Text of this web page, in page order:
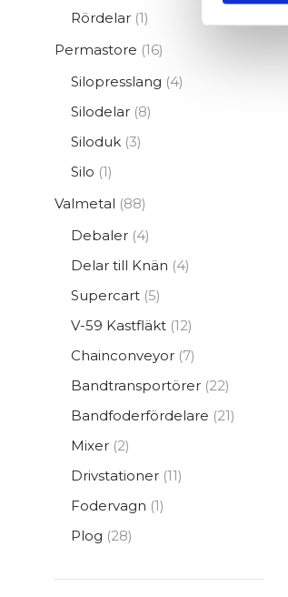
produkter
Rördelar 11
Permastore 1616
Silopresslang 44
Silodelar 88
Siloduk 33
Silo 11
Valmetal 8888
Debaler 44
produkter
Delar till Knän 44
Supercart 55
produkter
V-59 Kastfläkt 1212
produkter
Chainconveyor 77
produkter
Bandtransportörer 2222
produkter
Bandfoderfördelare 2121
Mixer 22
produkter
Drivstationer 1111
Fodervagn 11
Plog 2828